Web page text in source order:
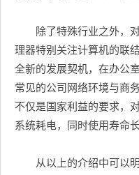
除了特殊行业之外，对
理器特别关注计算机的联
全新的发展契机，在办公
常见的公司网络环境与商
不仅是国家利益的要求，
系统耗电，同时使用寿命
从以上的介绍中可以明